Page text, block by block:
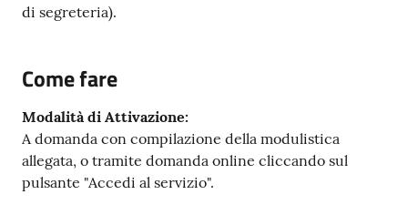
di segreteria).
Come fare
Modalità di Attivazione:
A domanda con compilazione della modulistica
allegata, o tramite domanda online cliccando sul
pulsante "Accedi al servizio".